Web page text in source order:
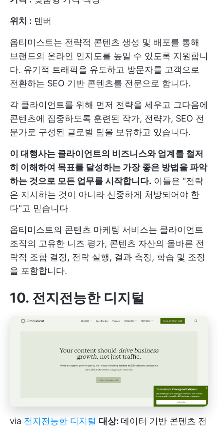
위치 : 덴버
옵티미스트는 전략적 콘텐츠 생성 및 배포를 통해
브랜드의 온라인 인지도를 높일 수 있도록 지원합니
다. 유기적 트래픽을 유도하고 방문자를 고객으로
전환하는 SEO 기반 콘텐츠를 전문으로 합니다.
각 클라이언트를 위해 먼저 전략을 세우고 그다음에
콘텐츠에 집중하도록 훈련된 작가, 전략가, SEO 전
문가로 구성된 글로벌 팀을 보유하고 있습니다.
이 대행사는 클라이언트의 비즈니스와 업계를 철저
히 이해하여 목표를 달성하는 가장 좋은 방법을 파악
하는 것으로 모든 업무를 시작합니다. 이들은 "전략
은 지시하는 것이 아니라 신중하게 처방되어야 한
다"고 믿습니다
옵티미스트의 콘텐츠 마케팅 서비스는 클라이언트
조직의 고유한 니즈 평가, 콘텐츠 자산의 올바른 전
략적 조합 결정, 전략 실행, 결과 측정, 학습 및 조정
을 포함합니다.
10. 전지전능한 디지털
via 전지전능한 디지털 대상: 데이터 기반 콘텐츠 전